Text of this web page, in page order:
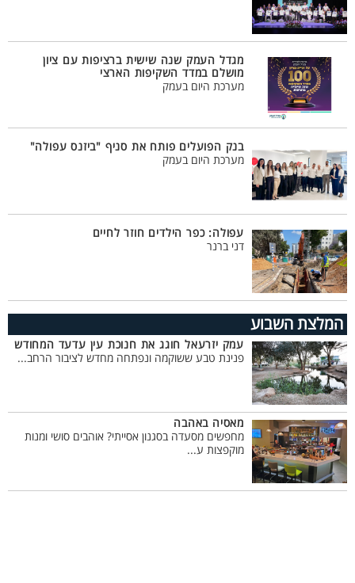
מגדל העמק שנה שישית ברציפות עם ציון
מושלם במדד השקיפות הארצי
מערכת היום בעמק
בנק הפועלים פותח את סניף "ביזנס עפולה"
מערכת היום בעמק
עפולה: כפר הילדים חוזר לחיים
דני ברנר
המלצת השבוע
עמק יזרעאל חוגג את חנוכת עין עדעד המחודש
פנינת טבע ששוקמה ונפתחה מחדש לציבור הרחב...
מאסיה באהבה
מחפשים מסעדה בסגנון אסייתי? אוהבים סושי ומנות
מוקפצות ע...